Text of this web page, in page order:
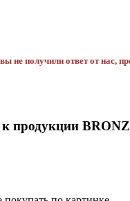
получили ответ от нас,
продукции